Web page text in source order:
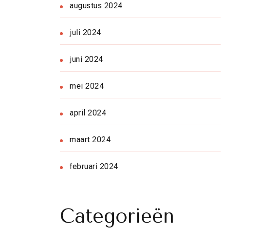
augustus 2024
juli 2024
juni 2024
mei 2024
april 2024
maart 2024
februari 2024
Categorieën